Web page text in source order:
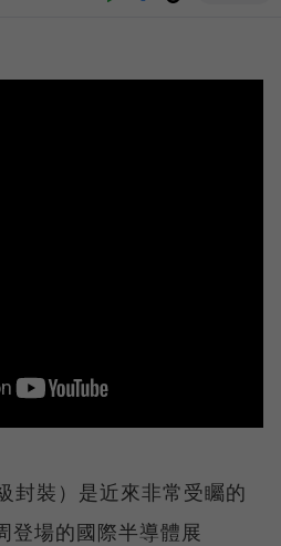
封裝）是近來非常受矚的
登場的國際半導體展